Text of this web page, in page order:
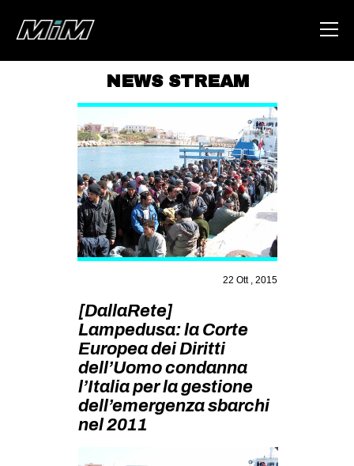
ABOUT
AREA
DEGENERAZIONE
GAZA FREESTYLE
CSOA LAMBRETTA
STUDENTI TSUNAMI
ZAM
MILANO
MOBILITAZIONI
SPAZI
NEWS STREAM
22 Ott , 2015
[DallaRete]
Lampedusa: la Corte
Europea dei Diritti
dell’Uomo condanna
l’Italia per la gestione
dell’emergenza sbarchi
nel 2011